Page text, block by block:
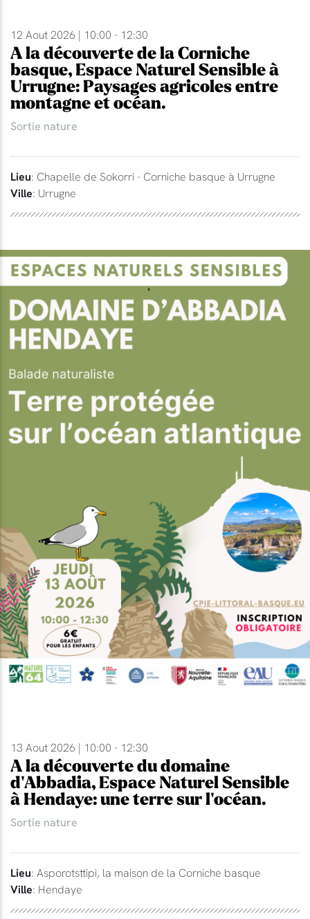
12 Aout 2026 | 10:00 - 12:30
A la découverte de la Corniche
basque, Espace Naturel Sensible à
Urrugne: Paysages agricoles entre
montagne et océan.
Sortie nature
Lieu: Chapelle de Sokorri - Corniche basque à Urrugne
Ville: Urrugne
13 Aout 2026 | 10:00 - 12:30
A la découverte du domaine
d'Abbadia, Espace Naturel Sensible
à Hendaye: une terre sur l'océan.
Sortie nature
Lieu: Asporotsttipi, la maison de la Corniche basque
Ville: Hendaye